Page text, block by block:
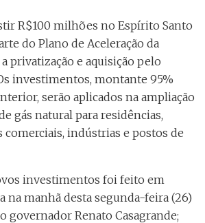
R$100 milhões no Espírito Santo
do Plano de Aceleração da
privatização e aquisição pelo
investimentos, montante 95%
serão aplicados na ampliação
gás natural para residências,
indústrias e postos de
investimentos foi feito em
na manhã desta segunda-feira (26)
governador Renato Casagrande;